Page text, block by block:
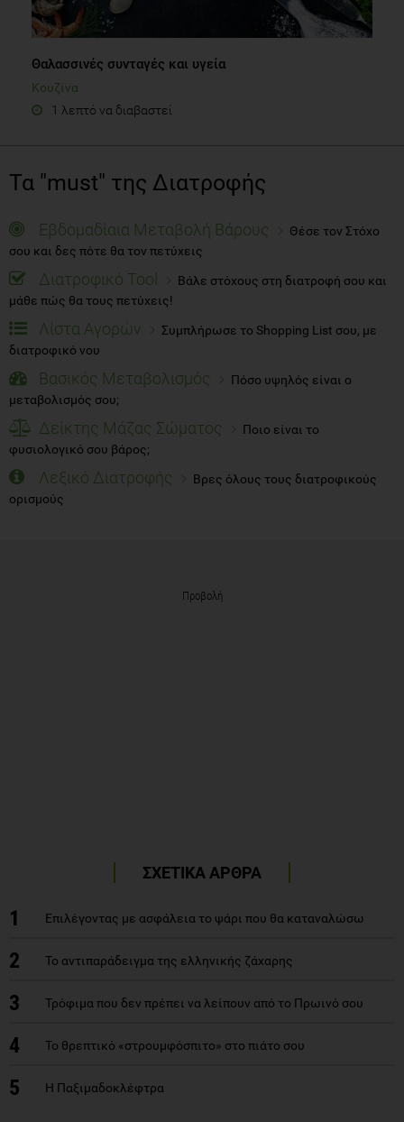
Θαλασσινές συνταγές και υγεία
Κουζίνα
1 λεπτό να διαβαστεί
Τα "must" της Διατροφής
Εβδομαδίαια Μεταβολή Βάρους
Θέσε τον Στόχο
σου και δες πότε θα τον πετύχεις
Διατροφικό Tool
Βάλε στόχους στη διατροφή σου και
μάθε πώς θα τους πετύχεις!
Λίστα Αγορών
Συμπλήρωσε το Shopping List σου, με
διατροφικό νου
Βασικός Μεταβολισμός
Πόσο υψηλός είναι ο
μεταβολισμός σου;
Δείκτης Μάζας Σώματος
Ποιο είναι το
φυσιολογικό σου βάρος;
Λεξικό Διατροφής
Βρες όλους τους διατροφικούς
ορισμούς
Προβολή
ΣΧΕΤΙΚΑ ΑΡΘΡΑ
1 Επιλέγοντας με ασφάλεια το ψάρι που θα καταναλώσω
2 Το αντιπαράδειγμα της ελληνικής ζάχαρης
3 Τρόφιμα που δεν πρέπει να λείπουν από το Πρωινό σου
4 Το θρεπτικό «στρουμφόσπιτο» στο πιάτο σου
5 Η Παξιμαδοκλέφτρα